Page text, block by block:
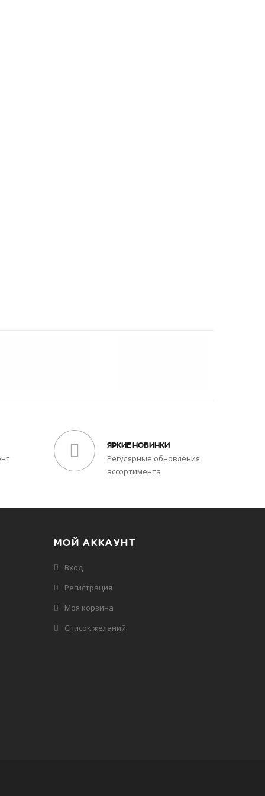
ЯРКИЕ НОВИНКИ
Регулярные обновления
ассортимента
МОЙ АККАУНТ
Вход
Регистрация
Моя корзина
Cписок желаний